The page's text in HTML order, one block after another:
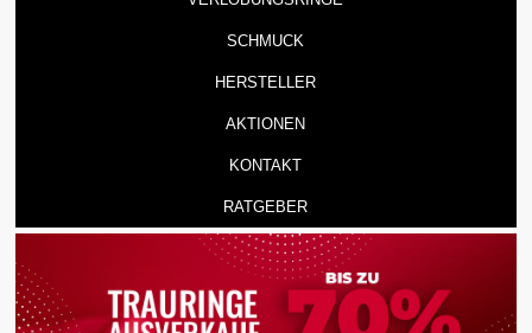
SCHMUCK
HERSTELLER
AKTIONEN
KONTAKT
RATGEBER